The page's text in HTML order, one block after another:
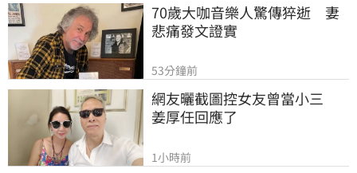
70歲大咖音樂人驚傳猝逝　妻
悲痛發文證實
53分鐘前
網友曬截圖控女友曾當小三
姜厚任回應了
1小時前